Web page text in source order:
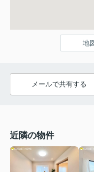
地
メールで共有する
近隣の物件